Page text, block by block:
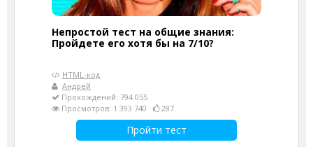
Непростой тест на общие знания:
Пройдете его хотя бы на 7/10?
HTML-код
Андрей
Прохождений: 794 055
Просмотров: 1 393 740
287
Пройти тест